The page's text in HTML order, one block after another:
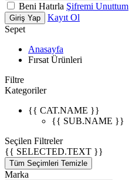
Beni Hatırla Şifremi Unuttum
Giriş Yap
Kayıt Ol
Sepet
Anasayfa
Fırsat Ürünleri
Filtre
Kategoriler
{{ CAT.NAME }}
{{ SUB.NAME }}
Seçilen Filtreler
{{ SELECTED.TEXT }}
Tüm Seçimleri Temizle
Marka